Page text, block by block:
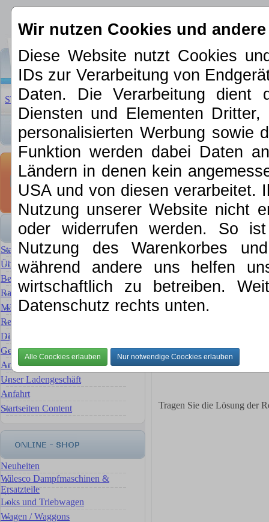
Wir nutzen Cookies und
Diese Website nutzt Cookies
IDs zur Verarbeitung von
Daten. Die Verarbeitung dient
Diensten und Elementen
personalisierten Werbung sowie
Funktion werden dabei Daten
Ländern in denen kein
USA und von diesen verarbeitet.
Nutzung unserer Website nicht
oder widerrufen werden. So
Nutzung des Warenkorbes
während andere uns helfen
wirtschaftlich zu betreiben.
Datenschutz rechts unten.
STARTSEITE| ÜBER UNS |NEUHEITEN 2026 |
Startseite
Über MKE
Bewertung für Ihre Sammlung
Rat & Tat
Märklin Ersatzteilservice
Reparaturservice Reparaturen
Digital- Umbauten & Umrüstungen
Gebrauchte Artikel
Ankauf, wir verkaufen für Sie
Unser Ladengeschäft
Anfahrt
Startseiten Content
Neuheiten
Wilesco Dampfmaschinen &
Ersatzteile
Loks und Triebwagen
Wagen / Waggons
Kontakt
DCC /
Kontakt Märklin
Artikelanfrage
Wie wurden Sie auf MKE
Ihr Name *
Ihre Emailadresse *
Ihre Anfrage *
Tragen Sie die Lösung der